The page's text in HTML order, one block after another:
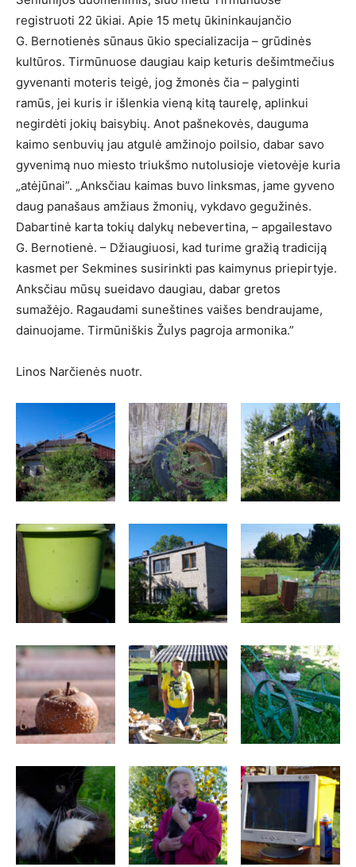
registruoti 22 ūkiai. Apie 15 metų ūkininkaujančio
G. Bernotienės sūnaus ūkio specializacija – grūdinės
kultūros. Tirmūnuose daugiau kaip keturis dešimtmečius
gyvenanti moteris teigė, jog žmonės čia – palyginti
ramūs, jei kuris ir išlenkia vieną kitą taurelę, aplinkui
negirdėti jokių baisybių. Anot pašnekovės, dauguma
kaimo senbuvių jau atgulė amžinojo poilsio, dabar savo
gyvenimą nuo miesto triukšmo nutolusioje vietovėje kuria
„atėjūnai”. „Anksčiau kaimas buvo linksmas, jame gyveno
daug panašaus amžiaus žmonių, vykdavo gegužinės.
Dabartinė karta tokių dalykų nebevertina, – apgailestavo
G. Bernotienė. – Džiaugiuosi, kad turime gražią tradiciją
kasmet per Sekmines susirinkti pas kaimynus priepirtyje.
Anksčiau mūsų sueidavo daugiau, dabar gretos
sumažėjo. Ragaudami suneštines vaišes bendraujame,
dainuojame. Tirmūniškis Žulys pagroja armonika.”
Linos Narčienės nuotr.